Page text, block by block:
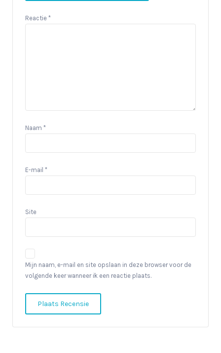
Reactie *
Naam *
E-mail *
Site
Mijn naam, e-mail en site opslaan in deze browser voor de
volgende keer wanneer ik een reactie plaats.